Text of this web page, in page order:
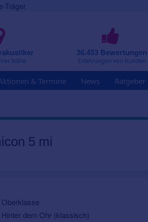
Träger
Nähe
36.453 Bewertungen
Erfahrungen von Kunden
& Termine News Ratgeber
5 mi
Oberklasse
Hinter dem Ohr (klassisch)